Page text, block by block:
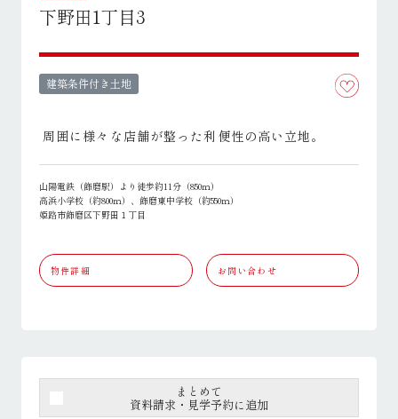
下野田1丁目3
建築条件付き土地
周囲に様々な店舗が整った利便性の高い立地。
山陽電鉄（飾磨駅）より徒歩約11分（850ｍ）
高浜小学校（約800ｍ）、飾磨東中学校（約550ｍ）
姫路市飾磨区下野田１丁目
物件詳細 お問い合わせ
まとめて
資料請求・見学予約に追加